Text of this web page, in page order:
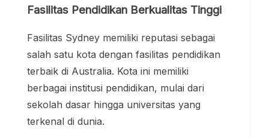
Fasilitas Pendidikan Berkualitas Tinggi
Fasilitas Sydney memiliki reputasi sebagai
salah satu kota dengan fasilitas pendidikan
terbaik di Australia. Kota ini memiliki
berbagai institusi pendidikan, mulai dari
sekolah dasar hingga universitas yang
terkenal di dunia.